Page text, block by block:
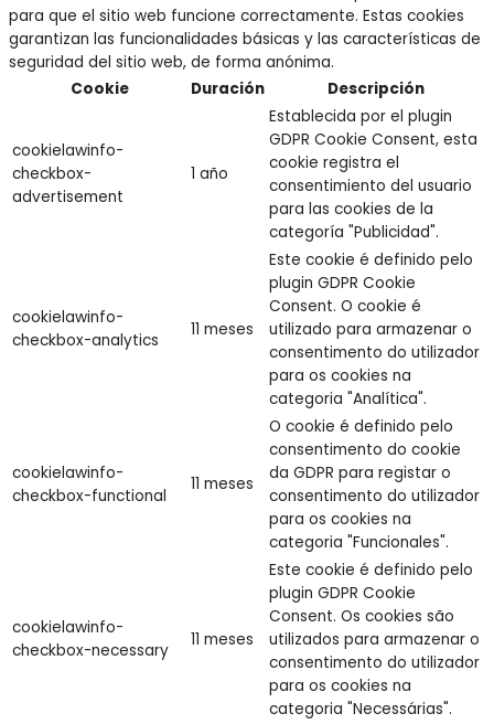
para que el sitio web funcione correctamente. Estas cookies
garantizan las funcionalidades básicas y las características de
seguridad del sitio web, de forma anónima.
Cookie
Duración Descripción
cookielawinfo-
checkbox-
advertisement
1 año
Establecida por el plugin
GDPR Cookie Consent, esta
cookie registra el
consentimiento del usuario
para las cookies de la
categoría "Publicidad".
cookielawinfo-
checkbox-analytics
11 meses
Este cookie é definido pelo
plugin GDPR Cookie
Consent. O cookie é
utilizado para armazenar o
consentimento do utilizador
para os cookies na
categoria "Analítica".
cookielawinfo-
checkbox-functional
11 meses
O cookie é definido pelo
consentimento do cookie
da GDPR para registar o
consentimento do utilizador
para os cookies na
categoria "Funcionales".
cookielawinfo-
checkbox-necessary
11 meses
Este cookie é definido pelo
plugin GDPR Cookie
Consent. Os cookies são
utilizados para armazenar o
consentimento do utilizador
para os cookies na
categoria "Necessárias".